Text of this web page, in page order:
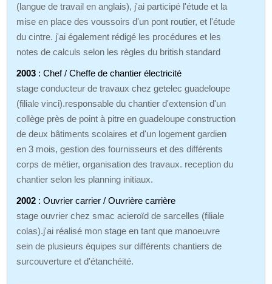
(langue de travail en anglais), j'ai participé l'étude et la
mise en place des voussoirs d'un pont routier, et l'étude
du cintre. j'ai également rédigé les procédures et les
notes de calculs selon les règles du british standard
2003 : Chef / Cheffe de chantier électricité
stage conducteur de travaux chez getelec guadeloupe
(filiale vinci).responsable du chantier d'extension d'un
collège près de point à pitre en guadeloupe construction
de deux bâtiments scolaires et d'un logement gardien
en 3 mois, gestion des fournisseurs et des différents
corps de métier, organisation des travaux. reception du
chantier selon les planning initiaux.
2002 : Ouvrier carrier / Ouvrière carrière
stage ouvrier chez smac acieroïd de sarcelles (filiale
colas).j'ai réalisé mon stage en tant que manoeuvre
sein de plusieurs équipes sur différents chantiers de
surcouverture et d'étanchéité.